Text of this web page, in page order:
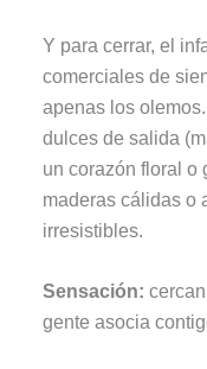
Y para cerrar, el
comerciales de
apenas los
dulces de salida
un corazón floral o
maderas cálidas o
irresistibles.
Sensación:
gente asocia